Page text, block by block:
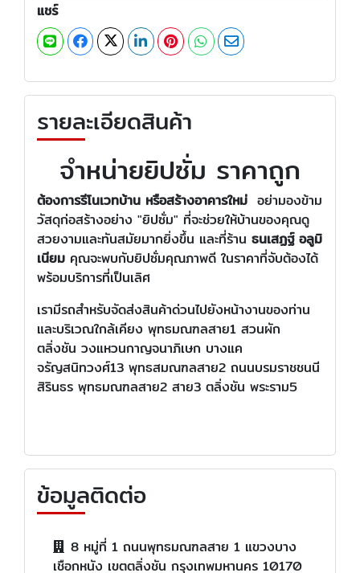
แชร์
รายละเอียดสินค้า
จำหน่ายยิปซั่ม ราคาถูก
ต้องการรีโนเวทบ้าน หรือสร้างอาคารใหม่ อย่ามองข้าม
วัสดุก่อสร้างอย่าง "ยิปซั่ม" ที่จะช่วยให้บ้านของคุณดู
สวยงามและทันสมัยมากยิ่งขึ้น และที่ร้าน ธนเสฏฐ์ อลูมิ
เนียม คุณจะพบกับยิปซั่มคุณภาพดี ในราคาที่จับต้องได้
พร้อมบริการที่เป็นเลิศ
เรามีรถสำหรับจัดส่งสินค้าด่วนไปยังหน้างานของท่าน
และบริเวณใกล้เคียง พุทธมณฑลสาย1 สวนผัก
ตลิ่งชัน วงแหวนกาญจนาภิเษก บางแค
จรัญสนิทวงศ์13 พุทธสมณฑลสาย2 ถนนบรมราชชนนี
สิรินธร พุทธมณฑลสาย2 สาย3 ตลิ่งชัน พระราม5
ข้อมูลติดต่อ
8 หมู่ที่ 1 ถนนพุทธมณฑลสาย 1 แขวงบาง
เชือกหนัง เขตตลิ่งชัน กรุงเทพมหานคร 10170